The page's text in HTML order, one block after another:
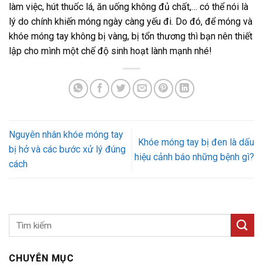
làm việc, hút thuốc lá, ăn uống không đủ chất,… có thể nói là
lý do chính khiến móng ngày càng yếu đi. Do đó, để móng và
khóe móng tay không bị vàng, bị tổn thương thì bạn nên thiết
lập cho mình một chế độ sinh hoạt lành mạnh nhé!
Nguyên nhân khóe móng tay
bị hở và các bước xử lý đúng
cách
Khóe móng tay bị đen là dấu
hiệu cảnh báo những bệnh gì?
CHUYÊN MỤC